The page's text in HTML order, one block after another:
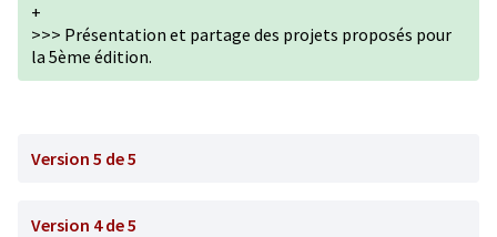
+
>>> Présentation et partage des projets proposés pour
la 5ème édition.
Version 5 de 5
Version 4 de 5